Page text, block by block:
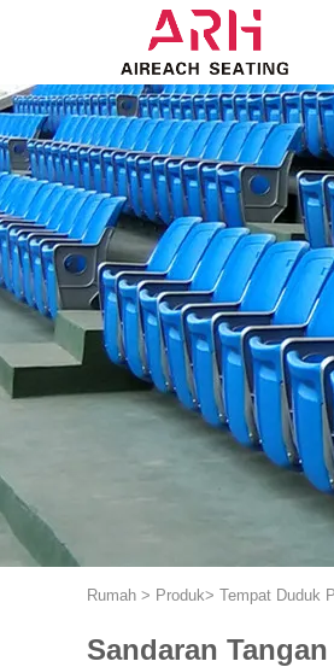
Rumah > Produk> Tempat Duduk
Sandaran